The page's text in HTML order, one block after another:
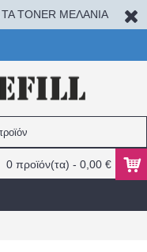
TONER ΜΕΛΑΝΙΑ
0 προϊόν(τα) - 0,00 €